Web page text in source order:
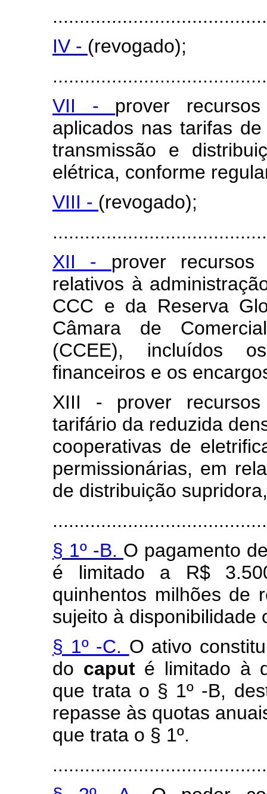
IV - (revogado);
VII - prover
aplicados nas tarifas
transmissão e
elétrica, conforme
VIII - (revogado);
XII - prover
relativos à
CCC e da Reserva
Câmara de
(CCEE), incluídos
financeiros e os
XIII - prover
tarifário da reduzida
cooperativas de
permissionárias, em
de distribuição
§ 1º -B. O pagamento
é limitado a R$
quinhentos milhões de
sujeito à disponibilidade
§ 1º -C. O ativo
do caput é limitado à
que trata o § 1º -B,
repasse às quotas
que trata o § 1º.